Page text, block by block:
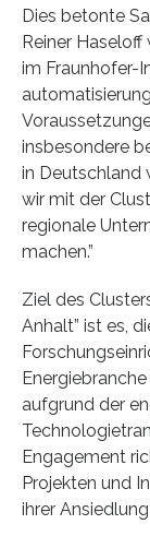
Dies betonte
Reiner
im Fraunhofer-
insbesondere
in Deutschland
wir mit der
regionale
machen.”
Ziel des
Anhalt” ist es,
aufgrund der
Engagement
Projekten und
ihrer